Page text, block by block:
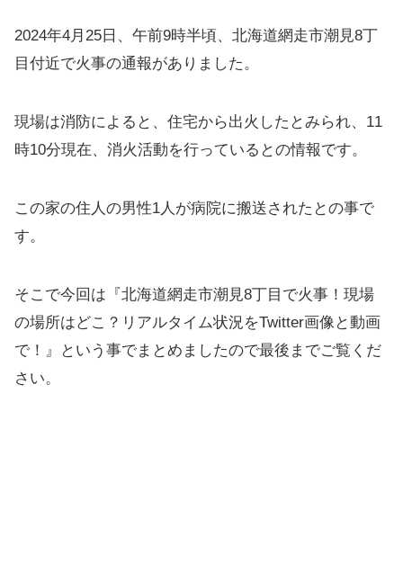
2024年4月25日、午前9時半頃、北海道網走市潮見8丁
目付近で火事の通報がありました。
現場は消防によると、住宅から出火したとみられ、11
時10分現在、消火活動を行っているとの情報です。
この家の住人の男性1人が病院に搬送されたとの事で
す。
そこで今回は『北海道網走市潮見8丁目で火事！現場
の場所はどこ？リアルタイム状況をTwitter画像と動画
で！』という事でまとめましたので最後までご覧くだ
さい。